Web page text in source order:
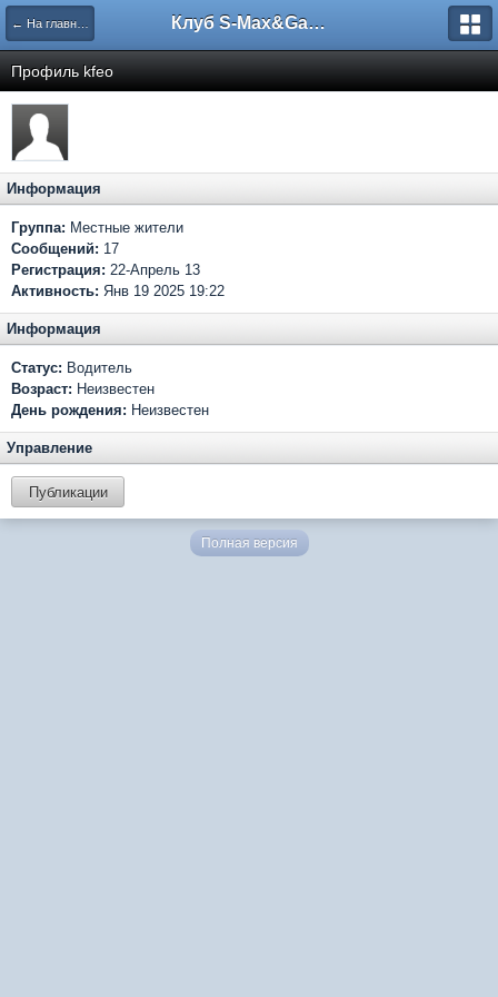
← На главную Клуб S-Max&Galaxy
Профиль kfeo
Информация
Группа: Местные жители
Сообщений: 17
Регистрация: 22-Апрель 13
Активность: Янв 19 2025 19:22
Информация
Статус: Водитель
Возраст: Неизвестен
День рождения: Неизвестен
Управление
Публикации
Полная версия